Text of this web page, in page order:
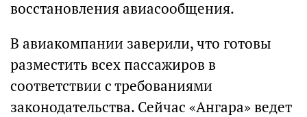
восстановления авиасообщения.
В авиакомпании заверили, что готовы
разместить всех пассажиров в
соответствии с требованиями
законодательства. Сейчас «Ангара» ведет